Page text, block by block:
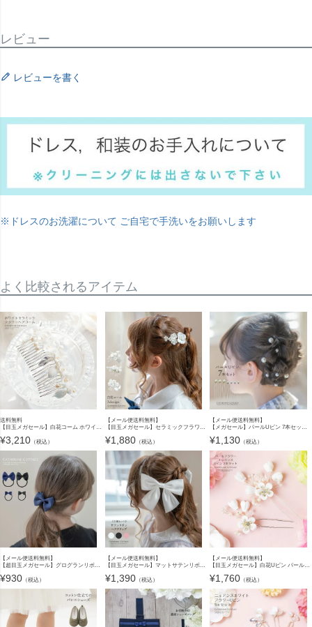
レビュー
レビューを書く
※ドレスのお洗濯について ご自宅で手洗いをお願いします
よく比較されるアイテム
送料無料
【目玉メガセール】白花コーム ホワイトセラミックフラワーヘアコーム キャサリンコテージ TAK
¥3,210 （税込）
【メール便送料無料】
【目玉メガセール】セラミックフラワーとビーズのエレガントヘアコーム キャサリンコテージ YUP12《メール便優先商品》
¥1,880（税込）
【メール便送料無料】
【メガセール】パールUピン 7本セット ヘアピン アクセサリー ヘアアクセサリー その他アクセサリー・小物 YUP4《メール便優先商品》
¥1,130 （税込）
【メール便送料無料】
【超目玉メガセール】グログランリボンヘアゴム 黒 紺 アクセサリー フォーマル ヘアアクセサリー YUP4《メール便優先商品》
¥930 （税込）
【メール便送料無料】
【目玉メガセール】マットサテンリボンヘアクリップ キャサリンコテージ YUP6 《メール便優先商品》
¥1,390（税込）
【メール便送料無料】
【目玉メガセール】白花Uピン パールフラワーエレガンスUピン 2本セット キャサリンコテージ YUP12《メール便優先商品》
¥1,760 （税込）